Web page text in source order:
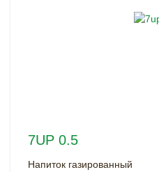
7UP 0.5
Напиток газированный